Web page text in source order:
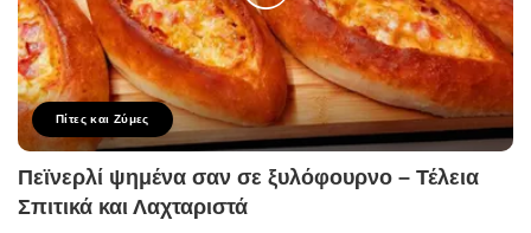
Πίτες και Ζύμες
Πεϊνερλί ψημένα σαν σε ξυλόφουρνο – Τέλεια
Σπιτικά και Λαχταριστά